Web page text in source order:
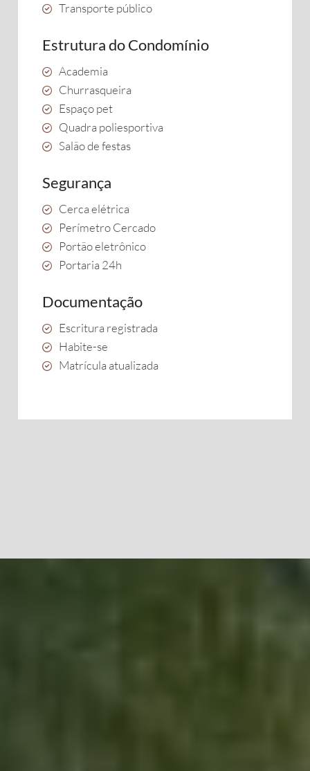
Transporte público
Estrutura do Condomínio
Academia
Churrasqueira
Espaço pet
Quadra poliesportiva
Salão de festas
Segurança
Cerca elétrica
Perímetro Cercado
Portão eletrônico
Portaria 24h
Documentação
Escritura registrada
Habite-se
Matrícula atualizada